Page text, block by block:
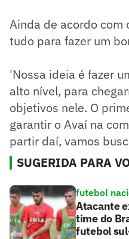
Ainda de acordo com
tudo para fazer um
'Nossa ideia é fazer
alto nível, para
objetivos nele. O
garantir o Avaí na
partir daí, vamos
SUGERIDA PARA
futebol
Atacante
time do
futebol